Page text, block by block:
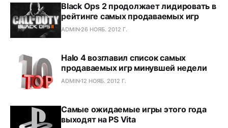
Black Ops 2 продолжает лидировать в
рейтинге самых продаваемых игр
ADMIN 26 НОЯБ. 2012 Г.
Halo 4 возглавил список самых
продаваемых игр минувшей недели
ADMIN12 НОЯБ. 2012 Г.
Самые ожидаемые игры этого года
выходят на PS Vita